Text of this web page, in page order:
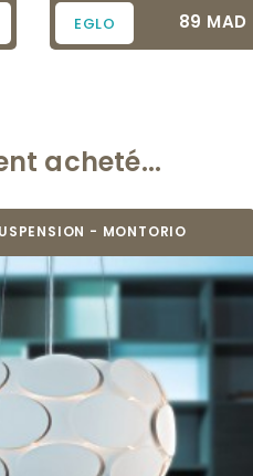
EGLO Prix
89 MAD
acheté...
- MONTORIO